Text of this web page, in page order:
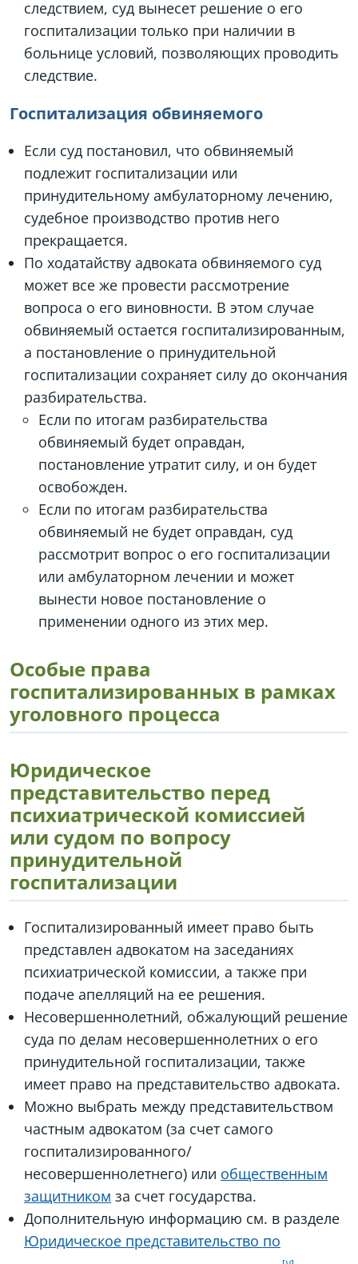
следствием, суд вынесет решение о его
госпитализации только при наличии в
больнице условий, позволяющих проводить
следствие.
Госпитализация обвиняемого
Если суд постановил, что обвиняемый
подлежит госпитализации или
принудительному амбулаторному лечению,
судебное производство против него
прекращается.
По ходатайству адвоката обвиняемого суд
может все же провести рассмотрение
вопроса о его виновности. В этом случае
обвиняемый остается госпитализированным,
а постановление о принудительной
госпитализации сохраняет силу до окончания
разбирательства.
Если по итогам разбирательства
обвиняемый будет оправдан,
постановление утратит силу, и он будет
освобожден.
Если по итогам разбирательства
обвиняемый не будет оправдан, суд
рассмотрит вопрос о его госпитализации
или амбулаторном лечении и может
вынести новое постановление о
применении одного из этих мер.
Особые права
госпитализированных в рамках
уголовного процесса
Юридическое
представительство перед
психиатрической комиссией
или судом по вопросу
принудительной
госпитализации
Госпитализированный имеет право быть
представлен адвокатом на заседаниях
психиатрической комиссии, а также при
подаче апелляций на ее решения.
Несовершеннолетний, обжалующий решение
суда по делам несовершеннолетних о его
принудительной госпитализации, также
имеет право на представительство адвоката.
Можно выбрать между представительством
частным адвокатом (за счет самого
госпитализированного/
несовершеннолетнего) или общественным
защитником за счет государства.
Дополнительную информацию см. в разделе
Юридическое представительство по